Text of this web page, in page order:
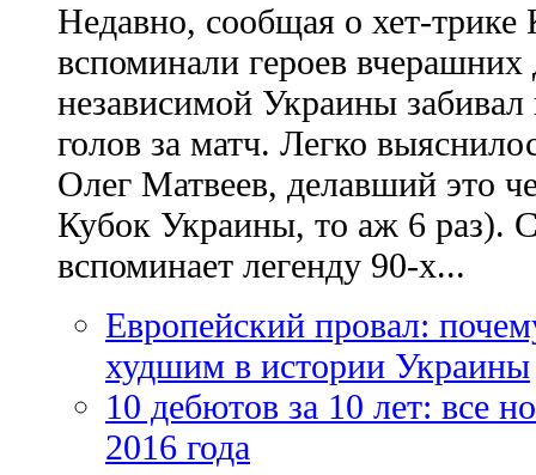
Недавно, сообщая о хет-
вспоминали героев
независимой Украины
голов за матч. Легко
Олег Матвеев, делавший это
Кубок Украины, то аж 6 раз).
вспоминает легенду 90-х...
Европейский провал:
худшим в истории Украины
10 дебютов за 10 лет: все
2016 года